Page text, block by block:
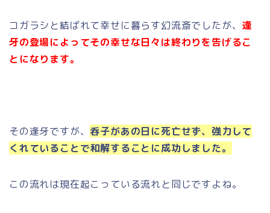
コガラシと結ばれて幸せに暮らす幻流斎でしたが、 逢
牙の登場によってその幸せな日々は終わりを告げるこ
とになります。
その逢牙ですが、 呑子があの日に死亡せず、強力して
くれていることで和解することに成功しました。
この流れは現在起こっている流れと同じですよね。